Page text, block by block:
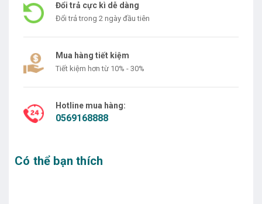
Đổi trả cực kì dễ dàng
Đổi trả trong 2 ngày đầu tiên
Mua hàng tiết kiệm
Tiết kiệm hơn từ 10% - 30%
Hotline mua hàng:
0569168888
Có thể bạn thích